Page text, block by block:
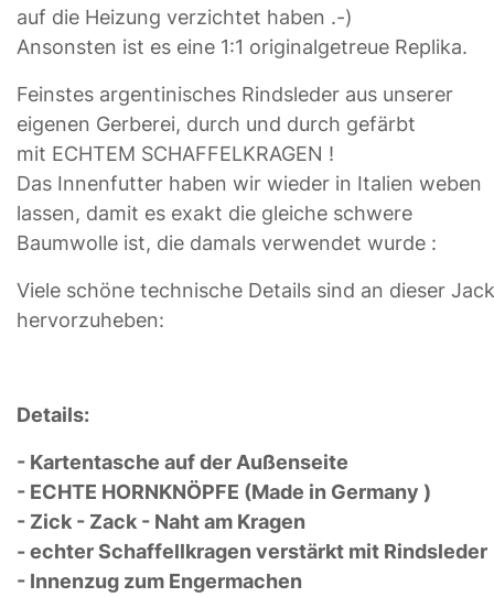
auf die Heizung verzichtet haben .-)
Ansonsten ist es eine 1:1 originalgetreue Replika.
Feinstes argentinisches Rindsleder aus unserer
eigenen Gerberei, durch und durch gefärbt
mit ECHTEM SCHAFFELKRAGEN !
Das Innenfutter haben wir wieder in Italien weben
lassen, damit es exakt die gleiche schwere
Baumwolle ist, die damals verwendet wurde :
Viele schöne technische Details sind an dieser
hervorzuheben:
Details:
- Kartentasche auf der Außenseite
- ECHTE HORNKNÖPFE (Made in Germany )
- Zick - Zack - Naht am Kragen
- echter Schaffellkragen verstärkt mit Rindsleder
- Innenzug zum Engermachen